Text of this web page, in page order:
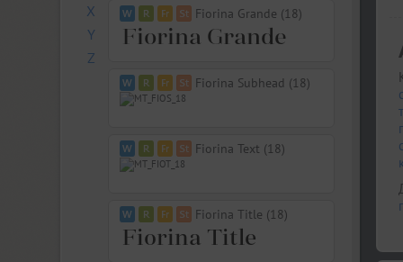
X
Y
Z
Fiorina Grande (18)
Fiorina Subhead (18)
Fiorina Text (18)
Fiorina Title (18)